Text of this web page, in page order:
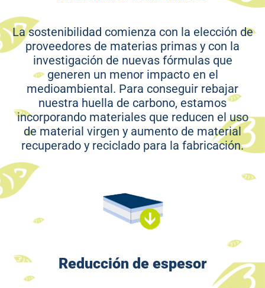
La sostenibilidad comienza con la elección de
proveedores de materias primas y con la
investigación de nuevas fórmulas que
generen un menor impacto en el
medioambiental. Para conseguir rebajar
nuestra huella de carbono, estamos
incorporando materiales que reducen el uso
de material virgen y aumento de material
recuperado y reciclado para la fabricación.
Reducción de espesor